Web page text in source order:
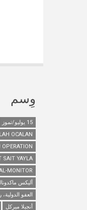
وِسم
15 يوليو/تموز
OCALAN
OPERATION
SAIT YAYLA
MONITOR
أليكس
العفو
أنجيلا ميركل